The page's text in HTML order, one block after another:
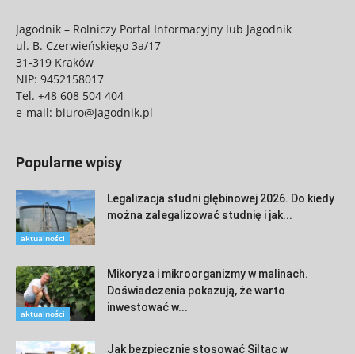
Jagodnik – Rolniczy Portal Informacyjny lub Jagodnik
ul. B. Czerwieńskiego 3a/17
31-319 Kraków
NIP: 9452158017
Tel. +48 608 504 404
e-mail: biuro@jagodnik.pl
Popularne wpisy
aktualności
Legalizacja studni głębinowej 2026. Do kiedy
można zalegalizować studnię i jak...
aktualności
Mikoryza i mikroorganizmy w malinach.
Doświadczenia pokazują, że warto
inwestować w...
Jak bezpiecznie stosować Siltac w